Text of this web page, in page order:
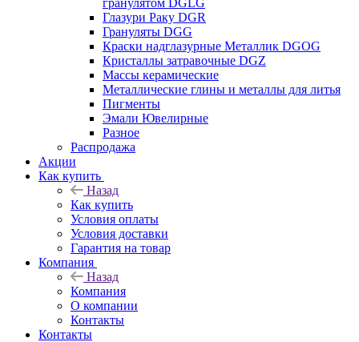
гранулятом DGLG
Глазури Раку DGR
Грануляты DGG
Краски надглазурные Металлик DGOG
Кристаллы затравочные DGZ
Массы керамические
Металлические глины и металлы для литья
Пигменты
Эмали Ювелирные
Разное
Распродажа
Акции
Как купить
Назад
Как купить
Условия оплаты
Условия доставки
Гарантия на товар
Компания
Назад
Компания
О компании
Контакты
Контакты